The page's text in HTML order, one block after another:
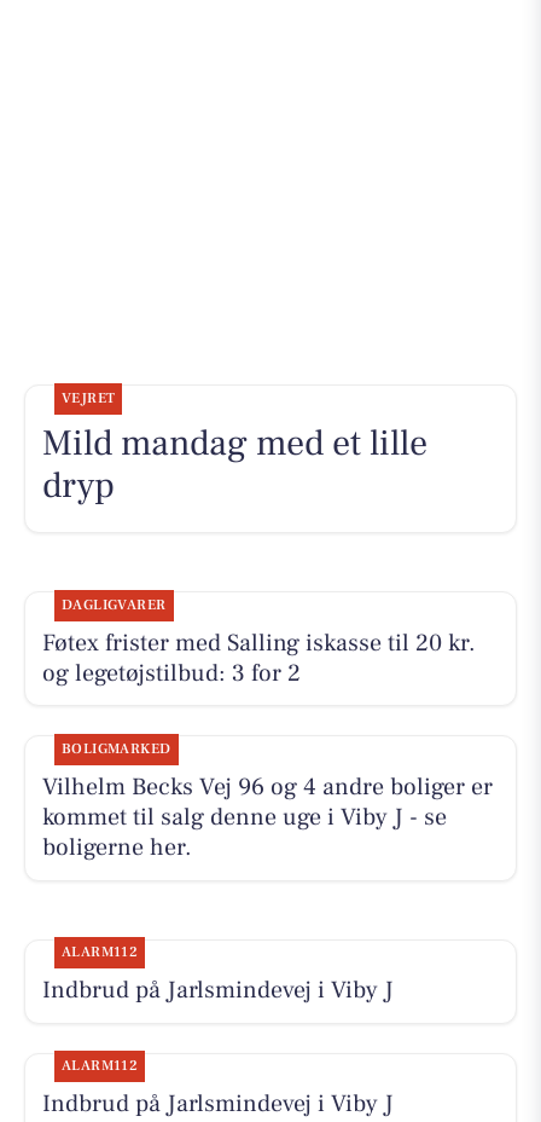
VEJRET
Mild mandag med et lille
dryp
DAGLIGVARER
Føtex frister med Salling iskasse til 20 kr.
og legetøjstilbud: 3 for 2
BOLIGMARKED
Vilhelm Becks Vej 96 og 4 andre boliger er
kommet til salg denne uge i Viby J - se
boligerne her.
ALARM112
Indbrud på Jarlsmindevej i Viby J
ALARM112
Indbrud på Jarlsmindevej i Viby J